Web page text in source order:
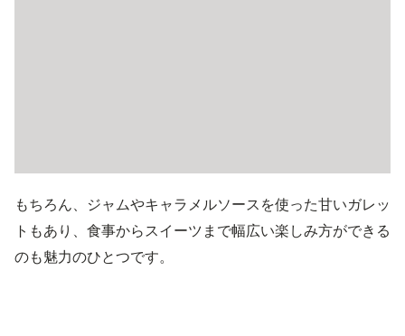
もちろん、ジャムやキャラメルソースを使った甘いガレッ
トもあり、食事からスイーツまで幅広い楽しみ方ができる
のも魅力のひとつです。